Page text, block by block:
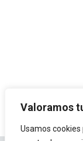
Valoramos
Usamos